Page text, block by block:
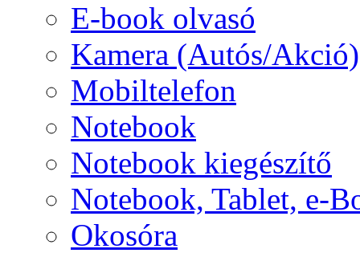
E-book olvasó
Kamera (Autós/Akció)
Mobiltelefon
Notebook
Notebook kiegészítő
Notebook, Tablet, e-
Okosóra